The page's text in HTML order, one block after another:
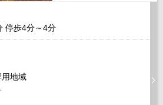
停歩4分～4分
用地域